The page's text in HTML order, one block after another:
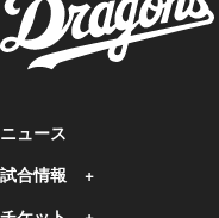
ニュース
試合情報